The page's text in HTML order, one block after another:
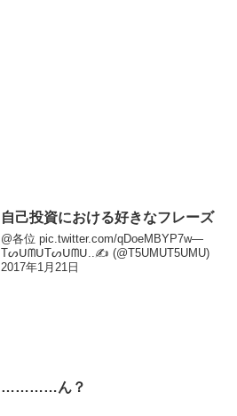
自己投資における好きなフレーズ
@各位 pic.twitter.com/qDoeMBYP7w—
TᔕᑌᗰᑌTᔕᑌᗰᑌ..✍️ (@T5UMUT5UMU)
2017年1月21日
…………ん？